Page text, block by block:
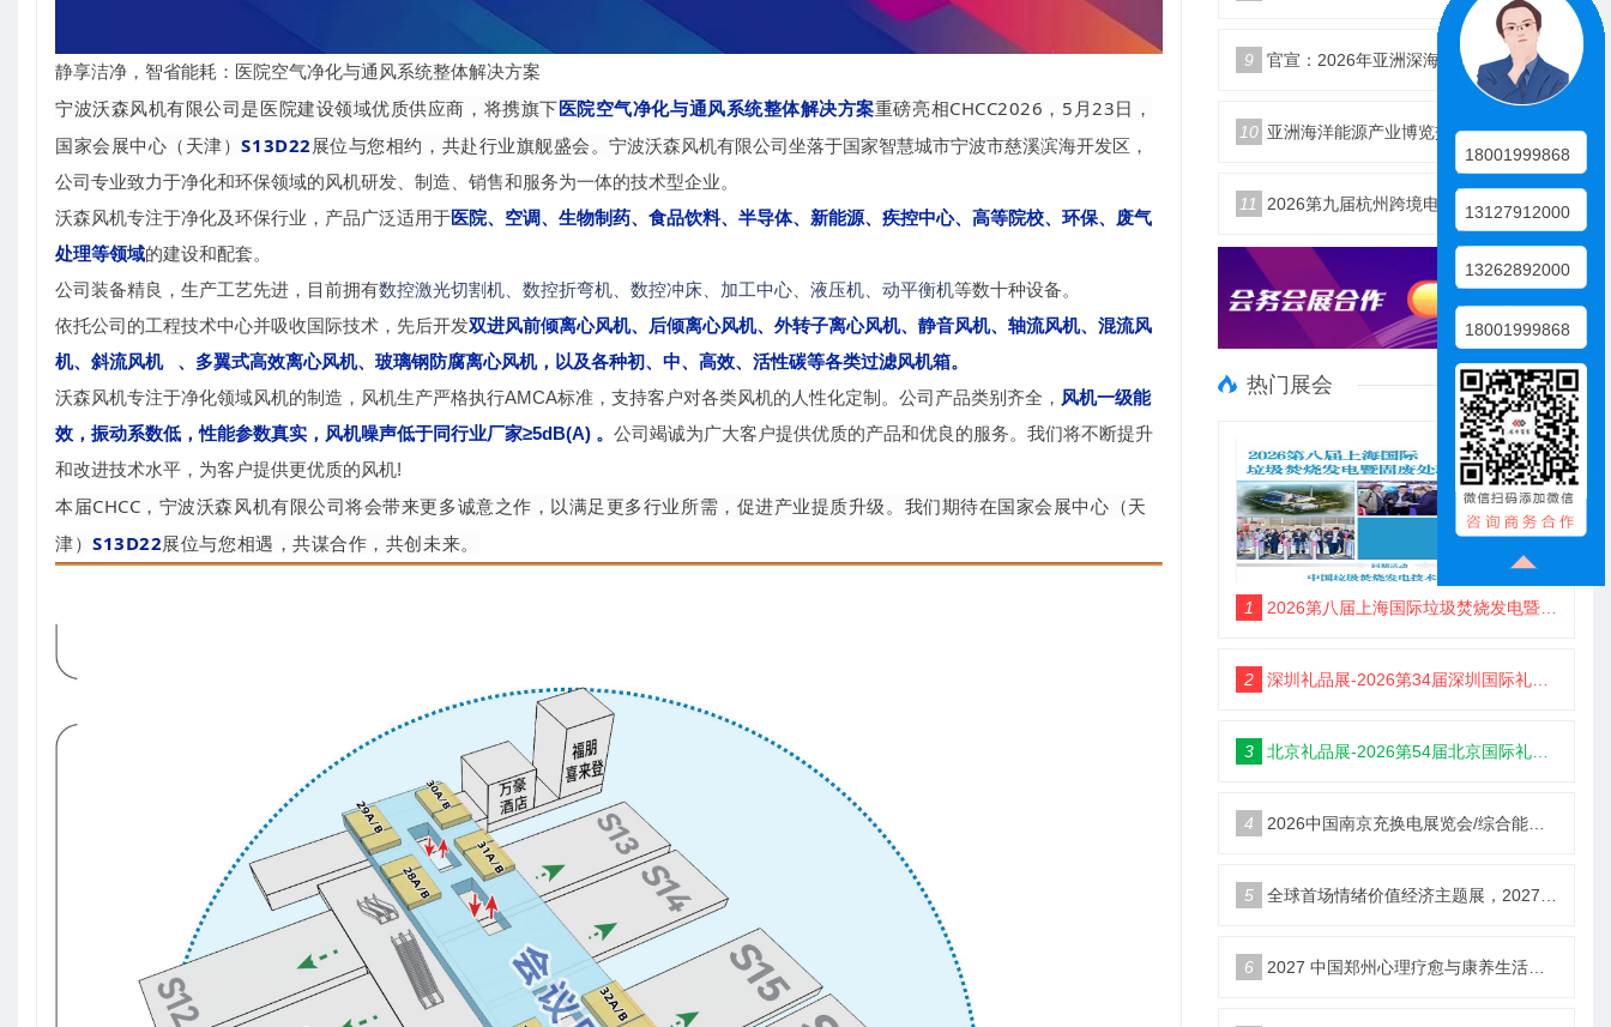
静享洁净，智省能耗：医院空气净化与通风系统整体解决方案
宁波沃森风机有限公司是医院建设领域优质供应商，将携旗下医院空气净化与通风系统整体解决方案重磅亮相CHCC2026，5月23日，
国家会展中心（天津）S13D22 展位与您相约，共赴行业旗舰盛会。宁波沃森风机有限公司坐落于国家智慧城市宁波市慈溪滨海开发区，
公司专业致力于净化和环保领域的风机研发、制造、销售和服务为一体的技术型企业。
沃森风机专注于净化及环保行业，产品广泛适用于医院、空调、生物制药、食品饮料、半导体、新能源、疾控中心、高等院校、环保、废气
处理等领域的建设和配套。
公司装备精良，生产工艺先进，目前拥有数控激光切割机、数控折弯机、数控冲床、加工中心、液压机、动平衡机等数十种设备。
依托公司的工程技术中心并吸收国际技术，先后开发双进风前倾离心风机、后倾离心风机、外转子离心风机、静音风机、轴流风机、混流风
机、 斜流风机
、多翼式高效离心风机、玻璃钢防腐离心风机，以及各种初、中、高效、活性碳等各类过滤风机箱。
沃森风机专注于净化领域风机的制造，风机生产严格执行AMCA标准，支持客户对各类风机的人性化定制。公司产品类别齐全， 风机一级能
效，振动系数低，性能参数真实，风机噪声低于同行业厂家≥5dB(A) 。 公司竭诚为广大客户提供优质的产品和优良的服务。我们将不断提升
和改进技术水平，为客户提供更优质的风机!
本届CHCC，宁波沃森风机有限公司将会带来更多诚意之作，以满足更多行业所需，促进产业提质升级。我们期待在国家会展中心（天
津）S13D22展位与您相遇，共谋合作，共创未来。
9 官宣：2026年亚洲深海开发与海底作业装备博览交易会
10 亚洲海洋能源产业博览交易会2026年12月18日举办
11 2026第九届杭州跨境电商生态展10月25日启幕
热门展会
1 2026第八届上海国际垃圾焚烧发电暨固废处理技术展览会
2 深圳礼品展-2026第34届深圳国际礼品及家居用品展览会
3 北京礼品展-2026第54届北京国际礼品、赠品及家庭用品展览会
4 2026中国南京充换电展览会/综合能源服务站博览会
5 全球首场情绪价值经济主题展，2027郑州国际情绪价值经济博览会
6 2027 中国郑州心理疗愈与康养生活产业博览会
18001999868
13127912000
13262892000
18001999868